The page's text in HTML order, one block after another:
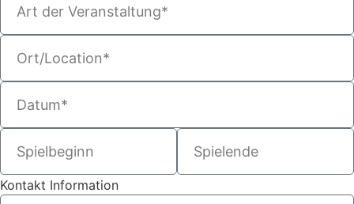
Kontakt Information